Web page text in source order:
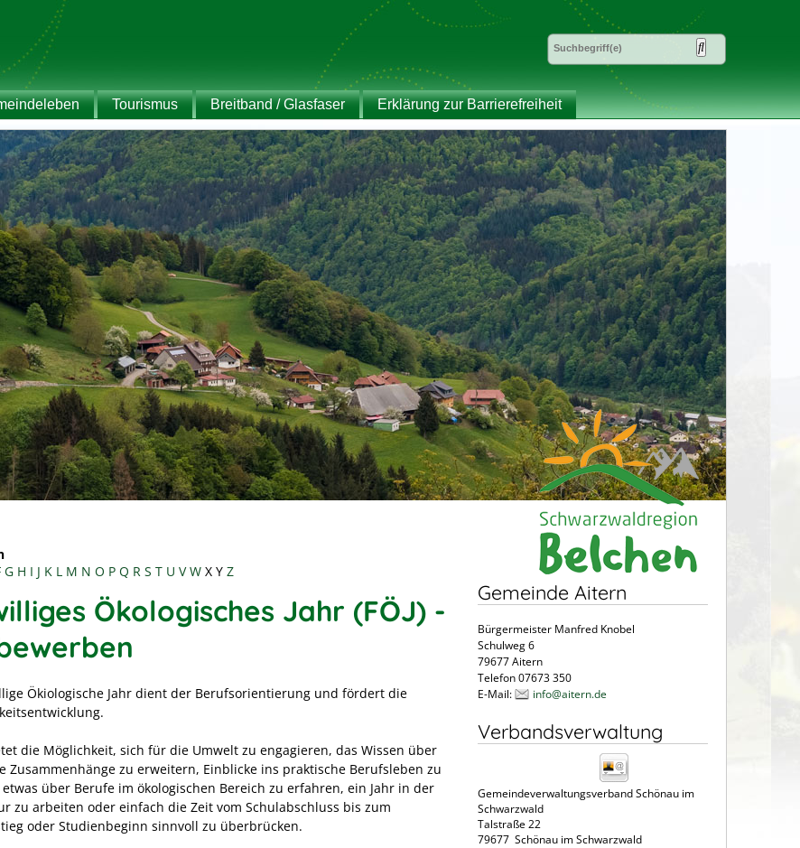
Tourismus Breitband / Glasfaser Erklärung zur Barrierefreiheit
G H I J K L M N O P Q R S T U V W X Y Z
Ökologisches Jahr (FÖJ) -
Ökiologische Jahr dient der Berufsorientierung und fördert die
die Möglichkeit, sich für die Umwelt zu engagieren, das Wissen über
Zusammenhänge zu erweitern, Einblicke ins praktische Berufsleben zu
über Berufe im ökologischen Bereich zu erfahren, ein Jahr in der
zu arbeiten oder einfach die Zeit vom Schulabschluss bis zum
oder Studienbeginn sinnvoll zu überbrücken.
Gemeinde Aitern
Bürgermeister Manfred Knobel
Schulweg 6
79677 Aitern
Telefon 07673 350
E-Mail:
info@aitern.de
Verbandsverwaltung
Gemeindeverwaltungsverband Schönau im
Schwarzwald
Talstraße 22
79677 Schönau im Schwarzwald